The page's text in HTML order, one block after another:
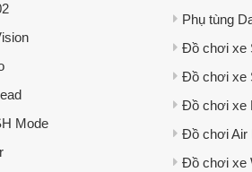
Mode
Phụ tùng
Đồ chơi xe
Đồ chơi xe
Đồ chơi xe
Đồ chơi Air
Đồ chơi xe